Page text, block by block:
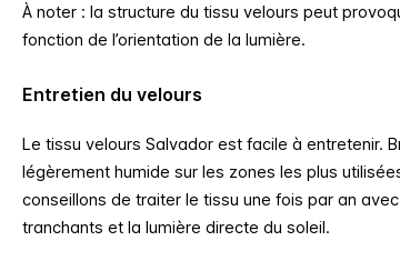
À noter : la structure du tissu velours peut
fonction de l’orientation de la lumière.
Entretien du velours
Le tissu velours Salvador est facile à entretenir.
légèrement humide sur les zones les plus
conseillons de traiter le tissu une fois par an
tranchants et la lumière directe du soleil.